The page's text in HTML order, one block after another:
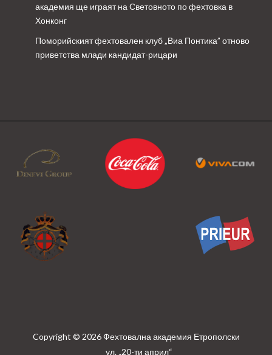
академия ще играят на Световното по фехтовка в
Хонконг
Поморийският фехтовален клуб „Виа Понтика” отново
приветства млади кандидат-рицари
Copyright © 2026 Фехтовална академия Етрополски
ул. „20-ти април“